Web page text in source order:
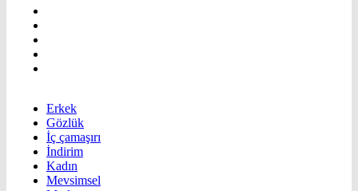
Erkek
Gözlük
İç çamaşırı
İndirim
Kadın
Mevsimsel